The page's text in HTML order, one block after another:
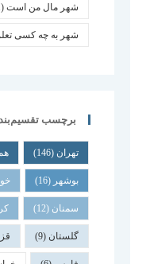
شهر مال من است(1)
شهر به چه کسی
برچسب
تهران (146)
بوشهر (16)
سمنان (12)
گلستان (9)